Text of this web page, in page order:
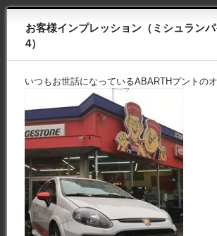
お客様インプレッション（ミシュラン
4）
いつもお世話になっているABARTHプントのオ